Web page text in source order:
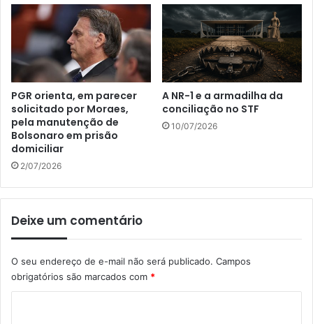
PGR orienta, em parecer
solicitado por Moraes,
pela manutenção de
Bolsonaro em prisão
domiciliar
2/07/2026
A NR-1 e a armadilha da
conciliação no STF
10/07/2026
Deixe um comentário
O seu endereço de e-mail não será publicado. Campos
obrigatórios são marcados com *